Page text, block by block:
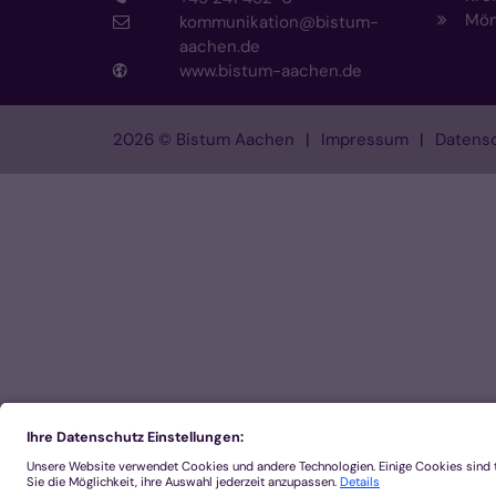
kommunikation@bistum-
aachen.de
www.bistum-aachen.de
2026 © Bistum Aachen Impressum